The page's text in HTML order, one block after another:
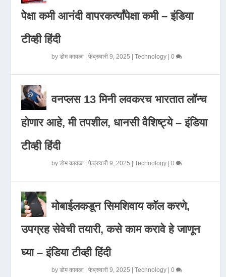
पेक्षा कमी आनंदी वापरकर्त्यांपेक्षा कमी – इंडिया
टीव्ही हिंदी
byडोम कावळा |फेब्रुवारी 9, 2025 |Technology |0
वनप्लस 13 मिनी लवकरच भारतात लॉन्च
होणार आहे, मी तपशील, धानसी वैशिष्ट्ये – इंडिया
टीव्ही हिंदी
byडोम कावळा |फेब्रुवारी 9, 2025 |Technology |0
मोबाईलकडून सिमशिवाय कॉल करणे,
उपग्रह सेवेची तयारी, कसे काम करावे हे जाणून
घ्या – इंडिया टीव्ही हिंदी
byडोम कावळा |फेब्रुवारी 9, 2025 |Technology |0